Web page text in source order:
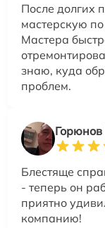
После долгих
мастерскую
Мастера
знаю, куда
проблем.
Горюнов
Блестяще
- теперь он
приятно
компанию!